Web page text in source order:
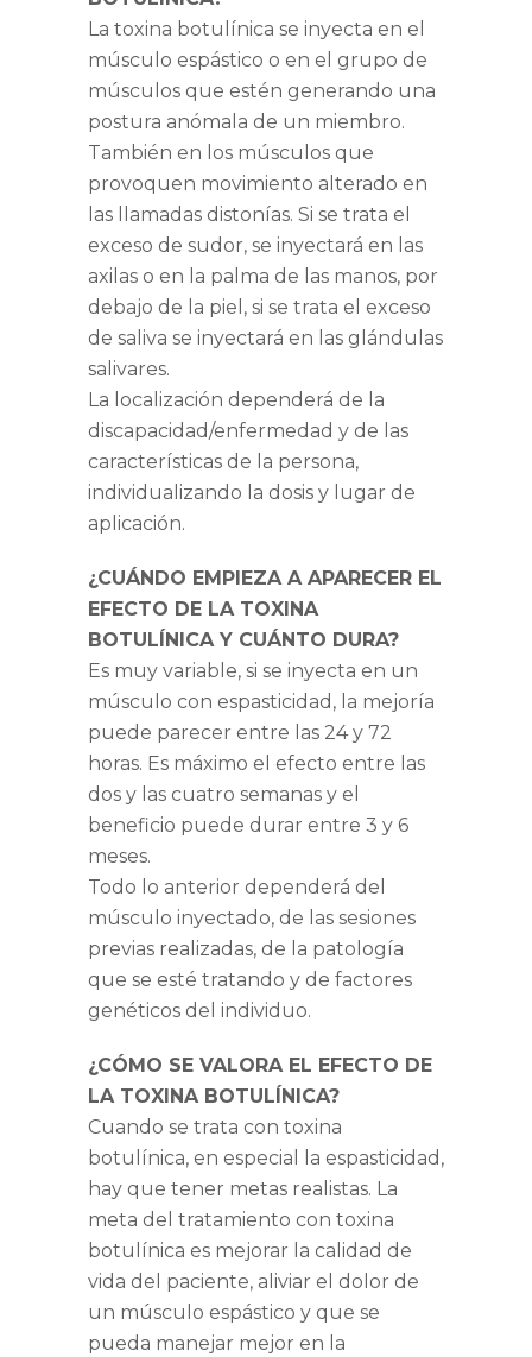
La toxina botulínica se inyecta en el
músculo espástico o en el grupo de
músculos que estén generando una
postura anómala de un miembro.
También en los músculos que
provoquen movimiento alterado en
las llamadas distonías. Si se trata el
exceso de sudor, se inyectará en las
axilas o en la palma de las manos, por
debajo de la piel, si se trata el exceso
de saliva se inyectará en las glándulas
salivares.
La localización dependerá de la
discapacidad/enfermedad y de las
características de la persona,
individualizando la dosis y lugar de
aplicación.
¿CUÁNDO EMPIEZA A APARECER EL
EFECTO DE LA TOXINA
BOTULÍNICA Y CUÁNTO DURA?
Es muy variable, si se inyecta en un
músculo con espasticidad, la mejoría
puede parecer entre las 24 y 72
horas. Es máximo el efecto entre las
dos y las cuatro semanas y el
beneficio puede durar entre 3 y 6
meses.
Todo lo anterior dependerá del
músculo inyectado, de las sesiones
previas realizadas, de la patología
que se esté tratando y de factores
genéticos del individuo.
¿CÓMO SE VALORA EL EFECTO DE
LA TOXINA BOTULÍNICA?
Cuando se trata con toxina
botulínica, en especial la espasticidad,
hay que tener metas realistas. La
meta del tratamiento con toxina
botulínica es mejorar la calidad de
vida del paciente, aliviar el dolor de
un músculo espástico y que se
pueda manejar mejor en la